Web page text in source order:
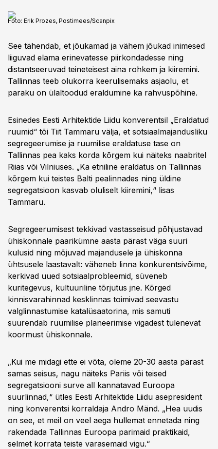
Foto: Erik Prozes, Postimees/Scanpix
See tähendab, et jõukamad ja vähem jõukad inimesed
liiguvad elama erinevatesse piirkondadesse ning
distantseeruvad teineteisest aina rohkem ja kiiremini.
Tallinnas teeb olukorra keerulisemaks asjaolu, et
paraku on ülaltoodud eraldumine ka rahvuspõhine.
Esinedes Eesti Arhitektide Liidu konverentsil „Eraldatud
ruumid“ tõi Tiit Tammaru välja, et sotsiaalmajandusliku
segregeerumise ja ruumilise eraldatuse tase on
Tallinnas pea kaks korda kõrgem kui näiteks naabritel
Riias või Vilniuses. „Ka etniline eraldatus on Tallinnas
kõrgem kui teistes Balti pealinnades ning üldine
segregatsioon kasvab oluliselt kiiremini,“ lisas
Tammaru.
Segregeerumisest tekkivad vastasseisud põhjustavad
ühiskonnale paarikümne aasta pärast väga suuri
kulusid ning mõjuvad majandusele ja ühiskonna
ühtsusele laastavalt: väheneb linna konkurentsivõime,
kerkivad uued sotsiaalprobleemid, süveneb
kuritegevus, kultuuriline tõrjutus jne. Kõrged
kinnisvarahinnad kesklinnas toimivad seevastu
valglinnastumise katalüsaatorina, mis samuti
suurendab ruumilise planeerimise vigadest tulenevat
koormust ühiskonnale.
„Kui me midagi ette ei võta, oleme 20-30 aasta pärast
samas seisus, nagu näiteks Pariis või teised
segregatsiooni surve all kannatavad Euroopa
suurlinnad,“ ütles Eesti Arhitektide Liidu asepresident
ning konverentsi korraldaja Andro Mänd. „Hea uudis
on see, et meil on veel aega hullemat ennetada ning
rakendada Tallinnas Euroopa parimaid praktikaid,
selmet korrata teiste varasemaid vigu.“